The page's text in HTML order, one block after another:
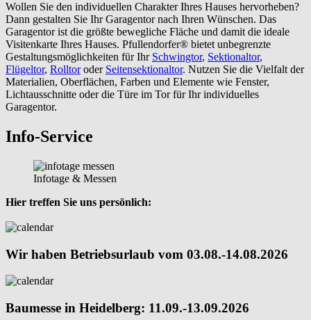
Wollen Sie den individuellen Charakter Ihres Hauses hervorheben?
Dann gestalten Sie Ihr Garagentor nach Ihren Wünschen. Das
Garagentor ist die größte bewegliche Fläche und damit die ideale
Visitenkarte Ihres Hauses. Pfullendorfer® bietet unbegrenzte
Gestaltungsmöglichkeiten für Ihr Schwingtor, Sektionaltor,
Flügeltor, Rolltoroder Seitensektionaltor. Nutzen Sie die Vielfalt der
Materialien, Oberflächen, Farben und Elemente wie Fenster,
Lichtausschnitte oder die Türe im Tor für Ihr individuelles
Garagentor.
Info-Service
Infotage & Messen
Hier treffen Sie uns persönlich:
Wir haben Betriebsurlaub vom 03.08.-14.08.2026
Baumesse in Heidelberg: 11.09.-13.09.2026